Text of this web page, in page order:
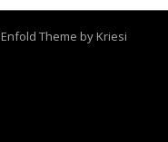
Enfold Theme by Kriesi